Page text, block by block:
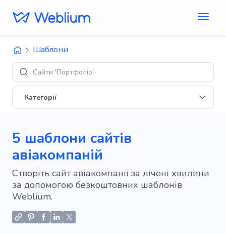
Шаблони
Сайти 'Портфоліо'
Категорії
5 шаблони сайтів
авіакомпаній
Створіть сайт авіакомпанії за лічені хвилини
за допомогою безкоштовних шаблонів
Weblium.